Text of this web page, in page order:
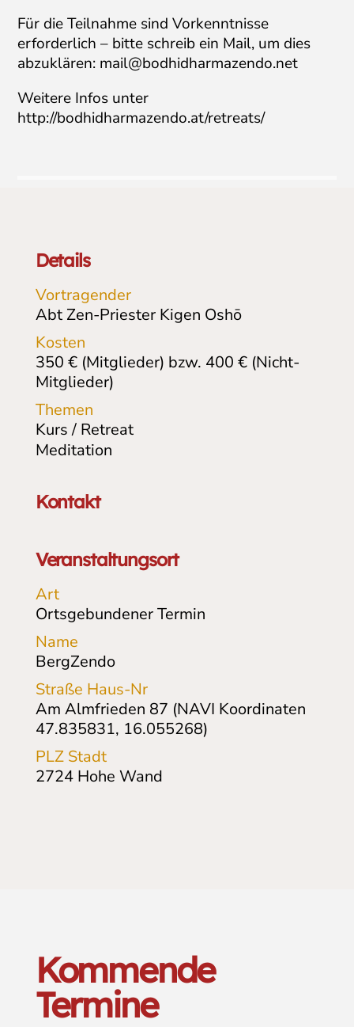
Für die Teilnahme sind Vorkenntnisse
erforderlich – bitte schreib ein Mail, um dies
abzuklären: mail@bodhidharmazendo.net
Weitere Infos unter
http://bodhidharmazendo.at/retreats/
Details
Vortragender
Abt Zen-Priester Kigen Oshō
Kosten
350 € (Mitglieder) bzw. 400 € (Nicht-
Mitglieder)
Themen
Kurs / Retreat
Meditation
Kontakt
Veranstaltungsort
Art
Ortsgebundener Termin
Name
BergZendo
Straße Haus-Nr
Am Almfrieden 87 (NAVI Koordinaten
47.835831, 16.055268)
PLZ Stadt
2724 Hohe Wand
Kommende
Termine